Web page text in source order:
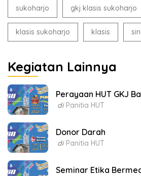
sukoharjo gkj klasis sukoharjo
klasis sukoharjo klasis
Kegiatan Lainnya
Perayaan HUT GKJ
di Panitia HUT
Donor Darah
di Panitia HUT
Seminar Etika